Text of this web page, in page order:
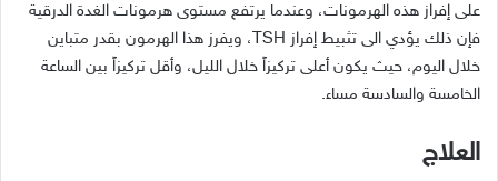
على إفراز هذه الهرمونات، وعندما يرتفع مستوى هرمونات الغدة الدرقية
فإن ذلك يؤدي الى تثبيط إفراز
، ويفرز هذا الهرمون بقدر متباين
خلال اليوم، حيث يكون أعلى تركيزاً خلال الليل، وأقل تركيزاً بين الساعة
الخامسة والسادسة مساء.
العلاج